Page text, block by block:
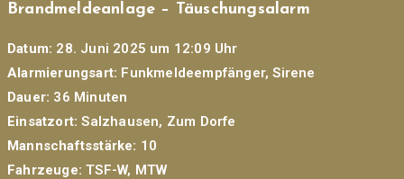
Brandmeldeanlage – Täuschungsalarm
Datum: 28. Juni 2025 um 12:09 Uhr
Alarmierungsart: Funkmeldeempfänger, Sirene
Dauer: 36 Minuten
Einsatzort: Salzhausen, Zum Dorfe
Mannschaftsstärke: 10
Fahrzeuge: TSF-W, MTW